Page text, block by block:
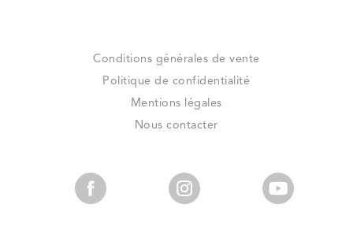
Conditions générales de vente
Politique de confidentialité
Mentions légales
Nous contacter